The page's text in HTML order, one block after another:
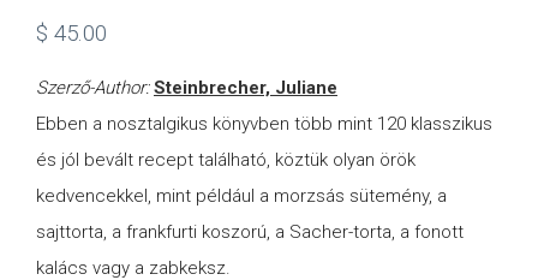
$ 45.00
Szerző-Author:Steinbrecher, Juliane
Ebben a nosztalgikus könyvben több mint 120 klasszikus
és jól bevált recept található, köztük olyan örök
kedvencekkel, mint például a morzsás sütemény, a
sajttorta, a frankfurti koszorú, a Sacher-torta, a fonott
kalács vagy a zabkeksz.